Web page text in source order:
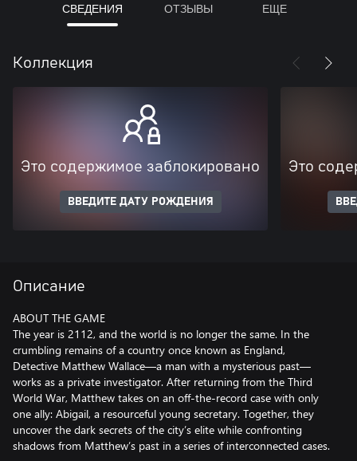
СВЕДЕНИЯ ОТЗЫВЫ ЕЩЕ
Коллекция
Это содержимое заблокировано
ВВЕДИТЕ ДАТУ РОЖДЕНИЯ
Это
Описание
ABOUT THE GAME
The year is 2112, and the world is no longer the same. In the
crumbling remains of a country once known as England,
Detective Matthew Wallace—a man with a mysterious past—
works as a private investigator. After returning from the Third
World War, Matthew takes on an off-the-record case with only
one ally: Abigail, a resourceful young secretary. Together, they
uncover the dark secrets of the city’s elite while confronting
shadows from Matthew’s past in a series of interconnected cases.